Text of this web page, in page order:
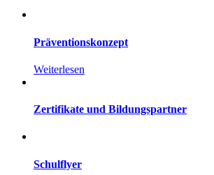
Präventionskonzept
Weiterlesen
Zertifikate und Bildungspartner
Schulflyer